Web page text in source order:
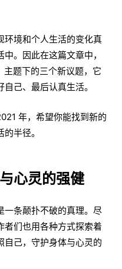
环境和个人生活的变化真
。因此在这篇文章中，
题下的三个新议题，它
己、最后认真生活。
年，希望你能找到新的
半径。
心灵的强健
一条颠扑不破的真理。尽
者们也用各种方式探索着
自己，守护身体与心灵的